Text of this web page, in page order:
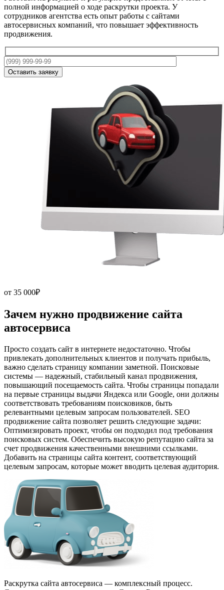
полной информацией о ходе раскрутки проекта. У
сотрудников агентства есть опыт работы с сайтами
автосервисных компаний, что повышает эффективность
продвижения.
Оставить заявку
от 35 000₽
Зачем нужно продвижение сайта
автосервиса
Просто создать сайт в интернете недостаточно. Чтобы
привлекать дополнительных клиентов и получать прибыль,
важно сделать страницу компании заметной. Поисковые
системы — надежный, стабильный канал продвижения,
повышающий посещаемость сайта. Чтобы страницы попадали
на первые страницы выдачи Яндекса или Google, они должны
соответствовать требованиям поисковиков, быть
релевантными целевым запросам пользователей. SEO
продвижение сайта позволяет решить следующие задачи:
Оптимизировать проект, чтобы он подходил под требования
поисковых систем. Обеспечить высокую репутацию сайта за
счет продвижения качественными внешними ссылками.
Добавить на страницы сайта контент, соответствующий
целевым запросам, которые может вводить целевая аудитория.
Раскрутка сайта автосервиса — комплексный процесс.